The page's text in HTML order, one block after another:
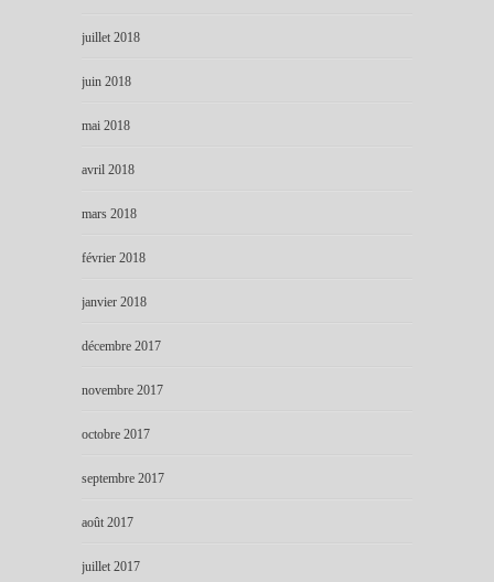
juillet 2018
juin 2018
mai 2018
avril 2018
mars 2018
février 2018
janvier 2018
décembre 2017
novembre 2017
octobre 2017
septembre 2017
août 2017
juillet 2017